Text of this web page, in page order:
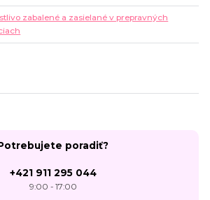
zabalené a zasielané v prepravných
poradiť?
+421 911 295 044
9:00 - 17:00